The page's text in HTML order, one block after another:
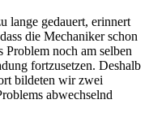
lange gedauert, erinnert
die Mechaniker schon
Problem noch am selben
fortzusetzen. Deshalb
bildeten wir zwei
abwechselnd